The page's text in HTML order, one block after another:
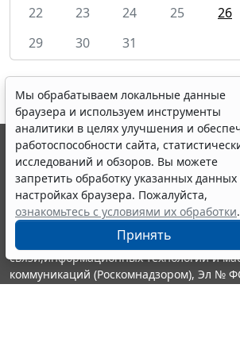
22
23 24 25 26
29
30 31
Мы обрабатываем локальные данные
браузера и используем инструменты
аналитики в целях улучшения и
работоспособности сайта,
исследований и обзоров. Вы можете
запретить обработку указанных данных
настройках браузера. Пожалуйста,
ознакомьтесь с условиями их обработки.
Принять
© ООО "НПП "ГАРАНТ-СЕРВИС", 2026.
выпускается с 1990 года. Компания
являются участниками Российской
информации ГАРАНТ.
Портал ГАРАНТ.РУ зарегистрирован в
издания Федеральной службой по
связи,информационных технологий и
коммуникаций (Роскомнадзором), Эл №